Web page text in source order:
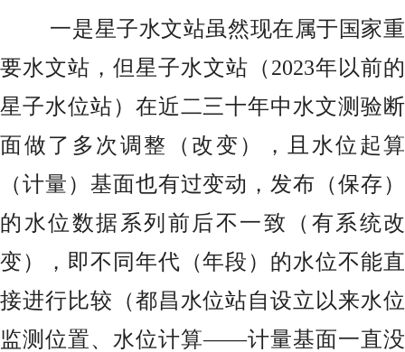
一是星子水文站虽然现在属于国家重
要水文站，但星子水文站（2023年以前的
星子水位站）在近二三十年中水文测验断
面做了多次调整（改变），且水位起算
（计量）基面也有过变动，发布（保存）
的水位数据系列前后不一致（有系统改
变），即不同年代（年段）的水位不能直
接进行比较（都昌水位站自设立以来水位
监测位置、水位计算——计量基面一直没